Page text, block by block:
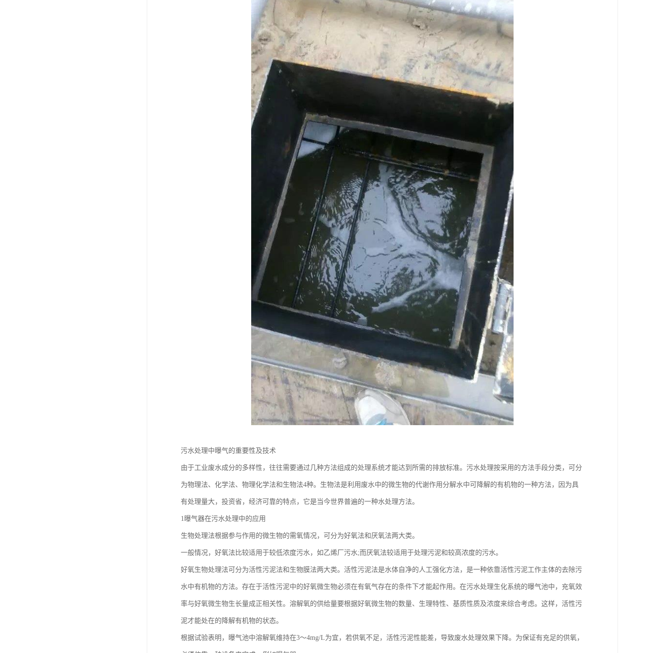
污水处理中曝气的重要性及技术
由于工业废水成分的多样性，往往需要通过几种方法组成的处理系统才能达到所需的排放标准。污水处理按采用的方法手段分类，可分
为物理法、化学法、物理化学法和生物法4种。生物法是利用废水中的微生物的代谢作用分解水中可降解的有机物的一种方法，因为具
有处理量大，投资省，经济可靠的特点，它是当今世界普遍的一种水处理方法。
1曝气器在污水处理中的应用
生物处理法根据参与作用的微生物的需氧情况，可分为好氧法和厌氧法两大类。
一般情况，好氧法比较适用于较低浓度污水，如乙烯厂污水;而厌氧法较适用于处理污泥和较高浓度的污水。
好氧生物处理法可分为活性污泥法和生物膜法两大类。活性污泥法是水体自净的人工强化方法，是一种依靠活性污泥工作主体的去除污
水中有机物的方法。存在于活性污泥中的好氧微生物必须在有氧气存在的条件下才能起作用。在污水处理生化系统的曝气池中，充氧效
率与好氧微生物生长量成正相关性。溶解氧的供给量要根据好氧微生物的数量、生理特性、基质性质及浓度来综合考虑。这样，活性污
泥才能处在的降解有机物的状态。
根据试验表明，曝气池中溶解氧维持在3～4mg/L为宜，若供氧不足，活性污泥性能差，导致废水处理效果下降。为保证有充足的供氧，